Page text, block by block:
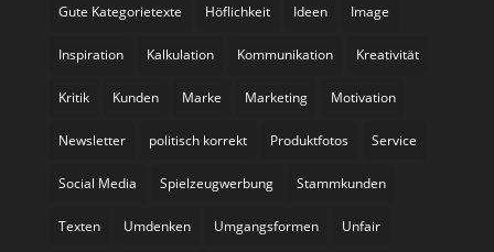
Gute Kategorietexte Höflichkeit Ideen Image
Inspiration Kalkulation Kommunikation Kreativität
Kritik Kunden Marke Marketing Motivation
Newsletter politisch korrekt Produktfotos Service
Social Media Spielzeugwerbung Stammkunden
Texten Umdenken Umgangsformen Unfair